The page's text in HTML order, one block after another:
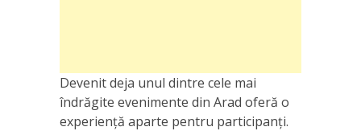
Devenit deja unul dintre cele mai
îndrăgite evenimente din Arad oferă o
experiență aparte pentru participanți.